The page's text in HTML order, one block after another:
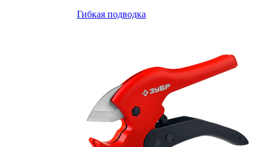
Гибкая подводка